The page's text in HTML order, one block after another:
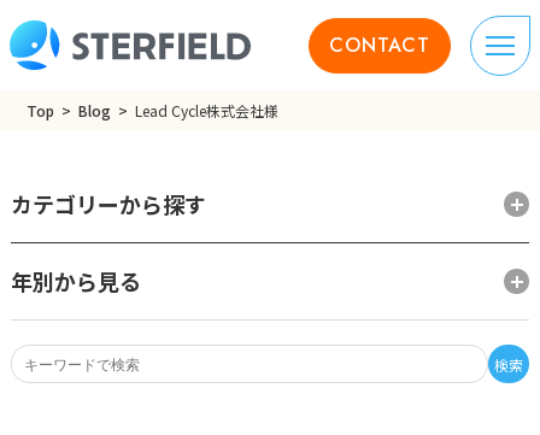
CONTACT
Top Blog Lead Cycle株式会社様
検索
カテゴリーから探す
年別から見る